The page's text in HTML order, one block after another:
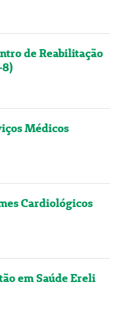
de Reabilitação
8)
Médicos
Cardiológicos
em Saúde Ereli